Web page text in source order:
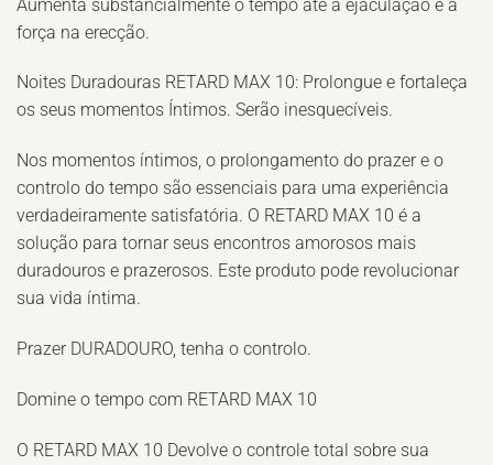
Aumenta substancialmente o tempo até à ejaculação e a
força na erecção.
Noites Duradouras RETARD MAX 10: Prolongue e fortaleça
os seus momentos Íntimos. Serão inesquecíveis.
Nos momentos íntimos, o prolongamento do prazer e o
controlo do tempo são essenciais para uma experiência
verdadeiramente satisfatória. O RETARD MAX 10 é a
solução para tornar seus encontros amorosos mais
duradouros e prazerosos. Este produto pode revolucionar
sua vida íntima.
Prazer DURADOURO, tenha o controlo.
Domine o tempo com RETARD MAX 10
O RETARD MAX 10 Devolve o controle total sobre sua